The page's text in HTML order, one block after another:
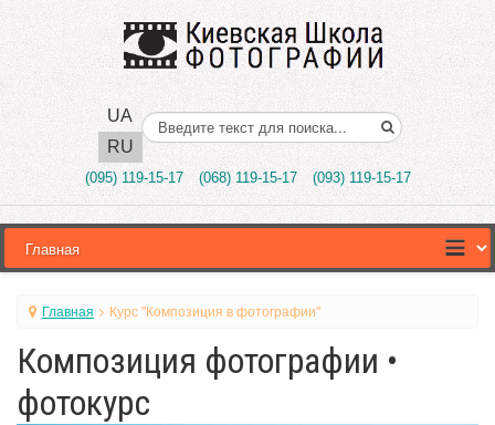
UA
RU
Поиск..
(095) 119-15-17 (068) 119-15-17 (093) 119-15-17
Главная Курс "Композиция в фотографии"
Композиция фотографии •
фотокурс